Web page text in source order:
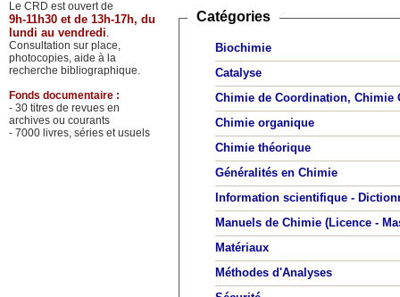
Catégories
Biochimie
Catalyse
Chimie de Coordination, Chimie
Chimie organique
Chimie théorique
Généralités en Chimie
Information scientifique -
Manuels de Chimie (Licence -
Matériaux
Méthodes d'Analyses
Le CRD est ouvert de
9h-11h30 et de 13h-17h, du
lundi au vendredi.
Consultation sur place,
photocopies, aide à la
recherche bibliographique.
Fonds documentaire :
- 30 titres de revues en
archives ou courants
- 7000 livres, séries et usuels